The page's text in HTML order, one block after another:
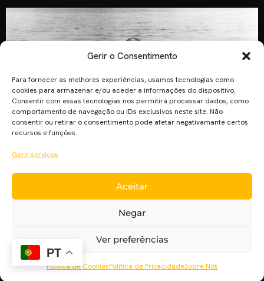
Gerir o Consentimento
Para fornecer as melhores experiências, usamos tecnologias como
cookies para armazenar e/ou aceder a informações do dispositivo.
Consentir com essas tecnologias nos permitirá processar dados, como
comportamento de navegação ou IDs exclusivos neste site. Não
consentir ou retirar o consentimento pode afetar negativamante certos
recursos e funções.
Gerir serviços
Aceitar
Negar
Ver preferências
Política de CookiesPolítica de PrivacidadeSobre Nós
Quem nunca cantou uma música pensando que estava a
cantar a letra corretamente e um dia descobre que afinal
cantou erradamente a música a vida inteira ? Isso não
possui vários exemplos nesse sentido. Está errado acredita!
Ver também: Celebridades do cinema que estão longe dos
holofotes […]
PT